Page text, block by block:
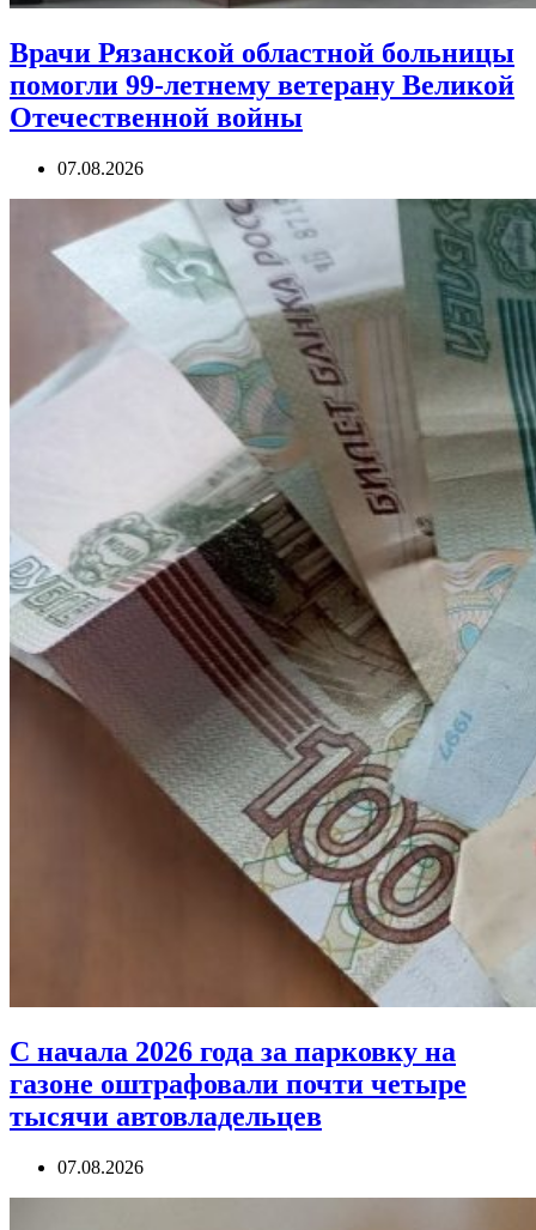
Врачи Рязанской областной больницы
помогли 99-летнему ветерану Великой
Отечественной войны
07.08.2026
С начала 2026 года за парковку на
газоне оштрафовали почти четыре
тысячи автовладельцев
07.08.2026